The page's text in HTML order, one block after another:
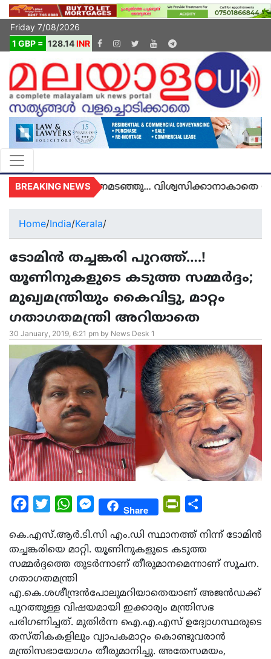
Friday 7/08/2026
1 GBP = 128.14INR
BREAKING NEWS
മരണമടഞ്ഞു... വിശ്വസിക്കാനാകാതെ യുകെ
Home/India/Kerala/
ടോമിന്‍ തച്ചങ്കരി പുറത്ത്….!
യൂണിനുകളുടെ കടുത്ത സമ്മര്‍ദ്ദം;
മുഖ്യമന്ത്രിയും കൈവിട്ടു, മാറ്റം
ഗതാഗതമന്ത്രി അറിയാതെ
30 January, 2019, 6:21 pm by News Desk 1
Facebook
Twitter WhatsAppMessengerShare PrintFriendly
കെ.എസ്.ആര്‍.ടി.സി എം.ഡി സ്ഥാനത്ത് നിന്ന് ടോമിന്‍
തച്ചങ്കരിയെ മാറ്റി. യൂണിനുകളുടെ കടുത്ത
സമ്മര്‍ദ്ദത്തെ തുടര്‍ന്നാണ് തീരുമാനമെന്നാണ് സൂചന.
ഗതാഗതമന്ത്രി
എ.കെ.ശശീന്ദ്രന്‍പോലുമറിയാതെയാണ് അജന്‍ഡക്ക്
പുറത്തുള്ള വിഷയമായി ഇക്കാര്യം മന്ത്രിസഭ
പരിഗണിച്ചത്. മുതിര്‍ന്ന ഐ.എ.എസ് ഉദ്യോഗസ്ഥരുടെ
തസ്തികകളിലും വ്യാപകമാറ്റം കൊണ്ടുവരാന്‍
മന്ത്രിസഭായോഗം തീരുമാനിച്ചു. അതേസമയം,